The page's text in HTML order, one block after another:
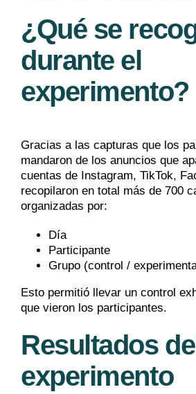
¿Qué se
durante el
experimento?
Gracias a las capturas que los
mandaron de los anuncios que
cuentas de Instagram, TikTok,
recopilaron en total más de 700
organizadas por:
Día
Participante
Grupo (control /
Esto permitió llevar un control
que vieron los participantes.
Resultados
experimento